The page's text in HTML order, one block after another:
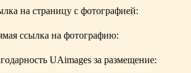
на страницу с фотографией:
ссылка на фотографию:
UAimages за размещение: